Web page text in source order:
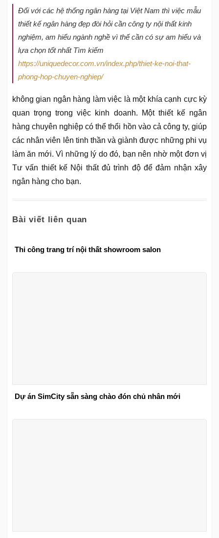
Đối với các hệ thống ngân hàng tại Việt Nam thì việc mẫu
thiết kế ngân hàng đẹp đòi hỏi cần công ty nội thất kinh
nghiệm, am hiểu ngành nghề vì thế cần có sự am hiểu và
lựa chọn tốt nhất Tìm kiếm
https://uniquedecor.com.vn/index.php/thiet-ke-noi-that-
phong-hop-chuyen-nghiep/
không gian ngân hàng làm việc là một khía cạnh cực kỳ
quan trọng trong việc kinh doanh. Một thiết kế ngân
hàng chuyên nghiệp có thể thổi hồn vào cả công ty, giúp
các nhân viên lên tinh thần và giành được những phi vụ
làm ăn mới. Vì những lý do đó, bạn nên nhờ một đơn vị
Tư vấn thiết kế Nội thất đủ trình độ để đảm nhận xây
ngân hàng cho bạn.
Bài viết liên quan
Thi công trang trí nội thất showroom salon
Dự án SimCity sẵn sàng chào đón chủ nhân mới